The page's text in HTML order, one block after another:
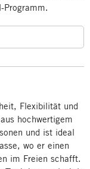
Flexibilität und
hochwertigem
und ist ideal
wo er einen
im Freien schafft.